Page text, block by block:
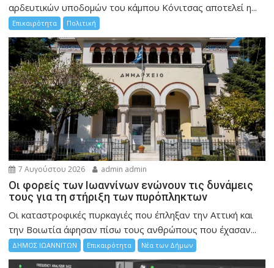
αρδευτικών υποδομών του κάμπου Κόνιτσας αποτελεί η...
Επικαιρότητα Πολιτική
7 Αυγούστου 2026 admin admin
Οι φορείς των Ιωαννίνων ενώνουν τις δυνάμεις
τους για τη στήριξη των πυρόπληκτων
Οι καταστροφικές πυρκαγιές που έπληξαν την Αττική και
την Bοιωτία άφησαν πίσω τους ανθρώπους που έχασαν...
ΔΗΜΟΣ ΙΩΑΝΝΙΤΩΝ Επικαιρότητα Νέα των Δήμων